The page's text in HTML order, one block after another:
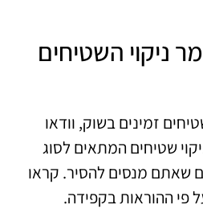
ניקוי השטיחים
זמינים בשוק, וודאו
שטיחים המתאים לסוג
שאתם מנסים להסיר. קראו
פי ההוראות בקפידה.